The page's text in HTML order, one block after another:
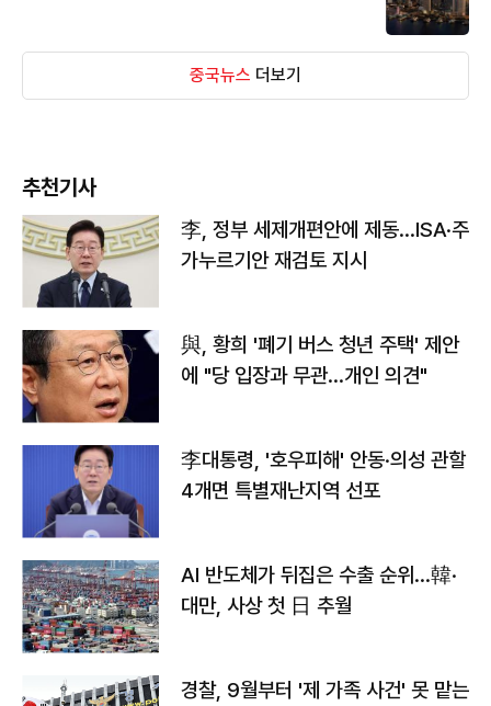
중국뉴스 더보기
추천기사
李, 정부 세제개편안에 제동…ISA·주
가누르기안 재검토 지시
與, 황희 '폐기 버스 청년 주택' 제안
에 "당 입장과 무관…개인 의견"
李대통령, '호우피해' 안동·의성 관할
4개면 특별재난지역 선포
AI 반도체가 뒤집은 수출 순위…韓·
대만, 사상 첫 日 추월
경찰, 9월부터 '제 가족 사건' 못 맡는